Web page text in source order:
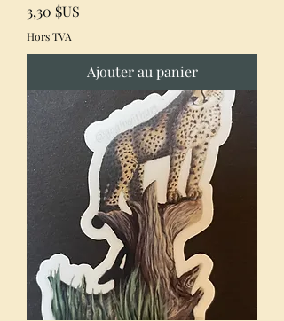
Prix
3,30 $US
Hors TVA
Ajouter au panier